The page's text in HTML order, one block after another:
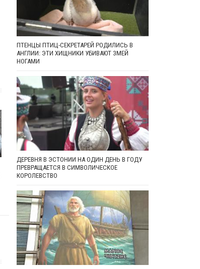
ПТЕНЦЫ ПТИЦ-СЕКРЕТАРЕЙ РОДИЛИСЬ В
АНГЛИИ: ЭТИ ХИЩНИКИ УБИВАЮТ ЗМЕЙ
НОГАМИ
ДЕРЕВНЯ В ЭСТОНИИ НА ОДИН ДЕНЬ В ГОДУ
ПРЕВРАЩАЕТСЯ В СИМВОЛИЧЕСКОЕ
КОРОЛЕВСТВО